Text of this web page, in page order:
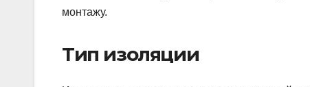
монтажу.
Тип изоляции